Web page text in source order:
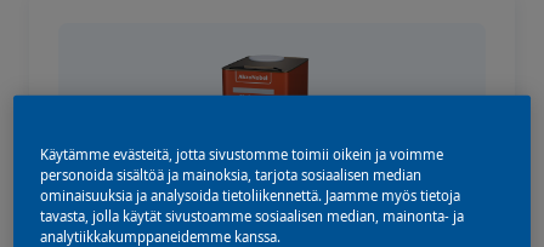
Käytämme evästeitä, jotta sivustomme toimii oikein ja voimme
personoida sisältöä ja mainoksia, tarjota sosiaalisen median
ominaisuuksia ja analysoida tietoliikennettä. Jaamme myös tietoja
tavasta, jolla käytät sivustoamme sosiaalisen median, mainonta- ja
analytiikkakumppaneidemme kanssa.